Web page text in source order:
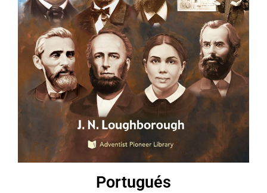
Portugués